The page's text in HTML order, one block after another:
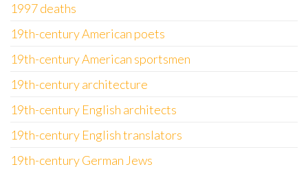
1997 deaths
19th-century American poets
19th-century American sportsmen
19th-century architecture
19th-century English architects
19th-century English translators
19th-century German Jews